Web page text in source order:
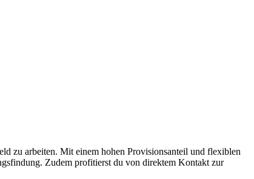
zu arbeiten. Mit einem hohen Provisionsanteil und flexiblen
Zudem profitierst du von direktem Kontakt zur